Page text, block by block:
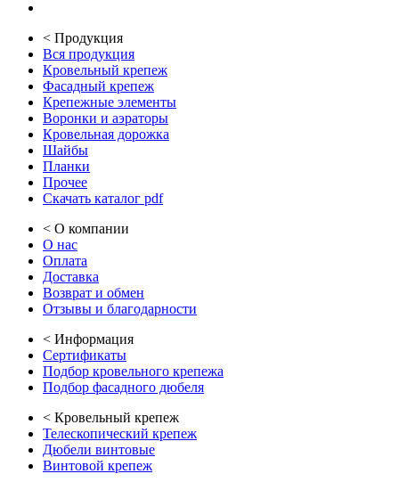
< Продукция
Вся продукция
Кровельный крепеж
Фасадный крепеж
Крепежные элементы
Воронки и аэраторы
Кровельная дорожка
Шайбы
Планки
Прочее
Скачать каталог pdf
< О компании
О нас
Оплата
Доставка
Возврат и обмен
Отзывы и благодарности
< Информация
Сертификаты
Подбор кровельного крепежа
Подбор фасадного дюбеля
< Кровельный крепеж
Телескопический крепеж
Дюбели винтовые
Винтовой крепеж